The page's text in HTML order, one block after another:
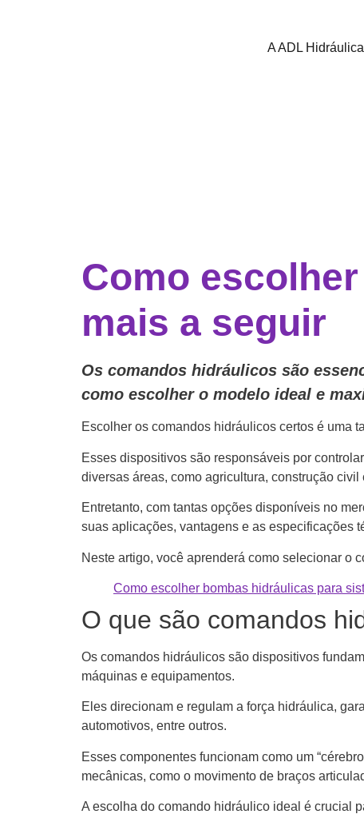
A ADL Hidráulica
Como
mais a seguir
Os comandos hidráulicos são
como escolher o modelo ideal e
Escolher os comandos hidráulicos certos é uma
Esses dispositivos são responsáveis por
diversas áreas, como agricultura, construção civil
Entretanto, com tantas opções disponíveis no
suas aplicações, vantagens e as especificações
Neste artigo, você aprenderá como selecionar o
Como escolher bombas hidráulicas para
O que são comandos
Os comandos hidráulicos são dispositivos
máquinas e equipamentos.
Eles direcionam e regulam a força hidráulica,
automotivos, entre outros.
Esses componentes funcionam como um
mecânicas, como o movimento de braços
A escolha do comando hidráulico ideal é crucial